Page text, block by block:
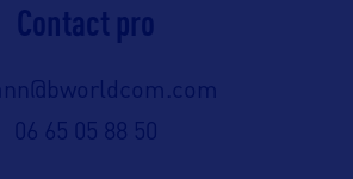
Contact pro
06 65 05 88 50